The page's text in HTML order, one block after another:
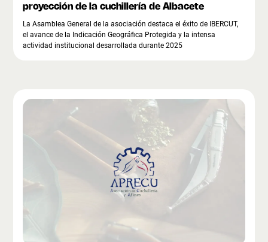
proyección de la cuchillería de Albacete
La Asamblea General de la asociación destaca el éxito de IBERCUT,
el avance de la Indicación Geográfica Protegida y la intensa
actividad institucional desarrollada durante 2025